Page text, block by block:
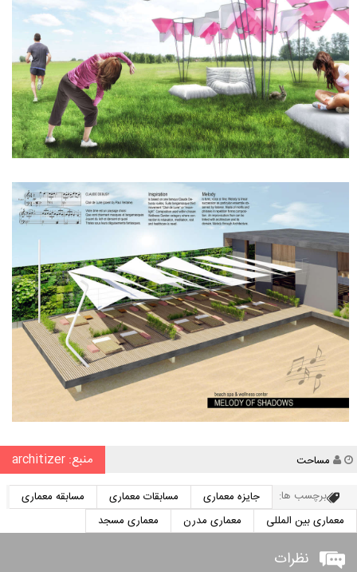
نویسنده
مساحت منبع: architizer
برچسب ها: جایزه معماری مسابقات معماری
مسابقه معماری
معماری بین المللی
معماری مدرن معماری مسجد
نظرات